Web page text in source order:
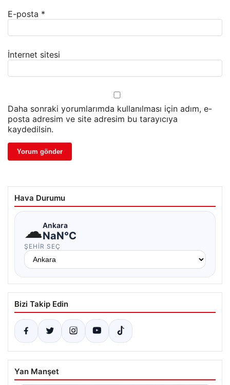
E-posta *
İnternet sitesi
Daha sonraki yorumlarımda kullanılması için adım, e-
posta adresim ve site adresim bu tarayıcıya
kaydedilsin.
Hava Durumu
☁Ankara
NaN°C
ŞEHIR SEÇ
Bizi Takip Edin
Yan Manşet